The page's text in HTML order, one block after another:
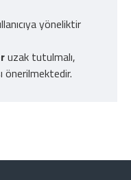
yöneliktir
uzak tutulmalı,
önerilmektedir.